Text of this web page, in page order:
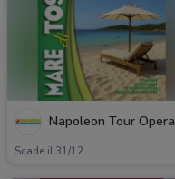
Scade il 31/12